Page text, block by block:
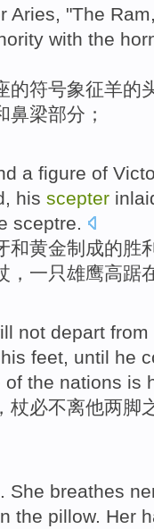
Aries, "The Ram
with the
的符号象征羊的
鼻梁部分；
a figure of
his scepter
sceptre.
和黄金制成的胜
， 一只雄鹰高踞
not depart from
his feet, until he
of the nations is
，杖必不离他两脚
. She breathes
the pillow. Her